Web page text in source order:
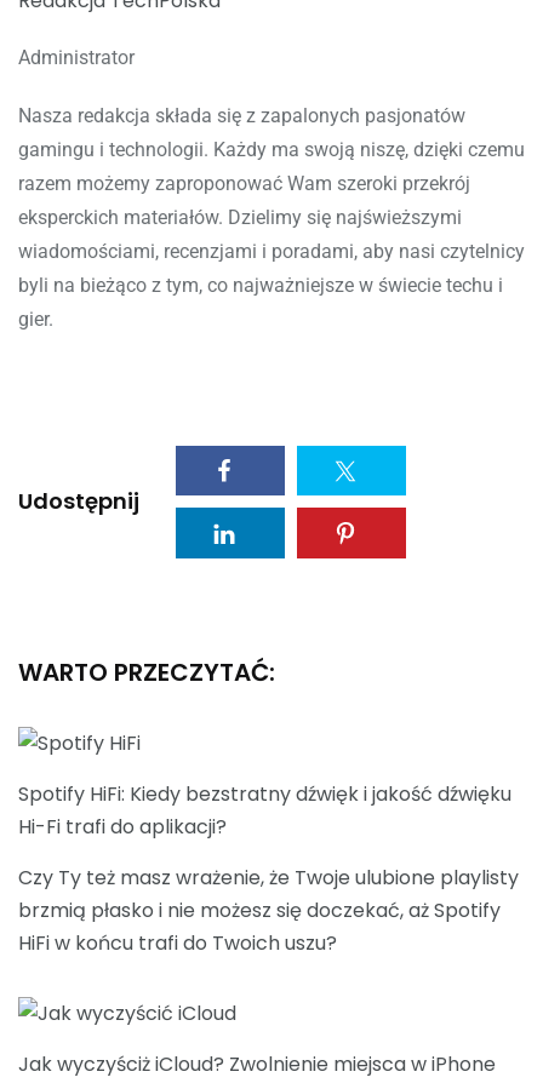
Administrator
Nasza redakcja składa się z zapalonych pasjonatów
gamingu i technologii. Każdy ma swoją niszę, dzięki czemu
razem możemy zaproponować Wam szeroki przekrój
eksperckich materiałów. Dzielimy się najświeższymi
wiadomościami, recenzjami i poradami, aby nasi czytelnicy
byli na bieżąco z tym, co najważniejsze w świecie techu i
gier.
Udostępnij
WARTO PRZECZYTAĆ:
Spotify HiFi: Kiedy bezstratny dźwięk i jakość dźwięku
Hi-Fi trafi do aplikacji?
Czy Ty też masz wrażenie, że Twoje ulubione playlisty
brzmią płasko i nie możesz się doczekać, aż Spotify
HiFi w końcu trafi do Twoich uszu?
Jak wyczyściż iCloud? Zwolnienie miejsca w iPhone